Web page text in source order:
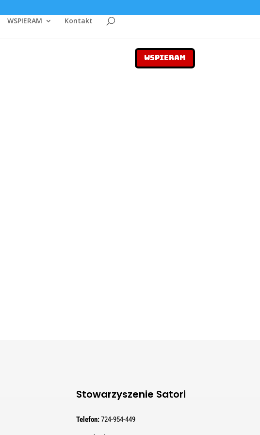
WSPIERAM Kontakt
WSPIERAM
Stowarzyszenie Satori
Telefon:724-954-449